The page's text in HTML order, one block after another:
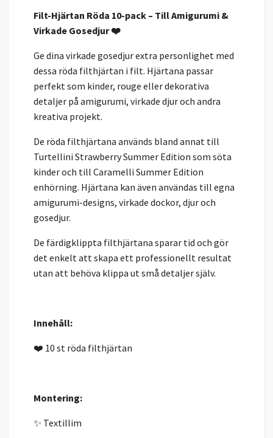
Filt-Hjärtan Röda 10-pack – Till Amigurumi &
Virkade Gosedjur ❤️
Ge dina virkade gosedjur extra personlighet med
dessa röda filthjärtan i filt. Hjärtana passar
perfekt som kinder, rouge eller dekorativa
detaljer på amigurumi, virkade djur och andra
kreativa projekt.
De röda filthjärtana används bland annat till
Turtellini Strawberry Summer Edition som söta
kinder och till Caramelli Summer Edition
enhörning. Hjärtana kan även användas till egna
amigurumi-designs, virkade dockor, djur och
gosedjur.
De färdigklippta filthjärtana sparar tid och gör
det enkelt att skapa ett professionellt resultat
utan att behöva klippa ut små detaljer själv.
Innehåll:
❤️ 10 st röda filthjärtan
Montering:
✨ Textillim